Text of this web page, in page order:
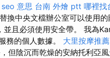
seo 意思 台南 外燴 ptt 哪裡找
換中央文檔辦公室可以使用的
並且必須使用安全帶。 我為
務的個人數據。 大里按摩推薦
但陰沉而乾燥的安納托利亞